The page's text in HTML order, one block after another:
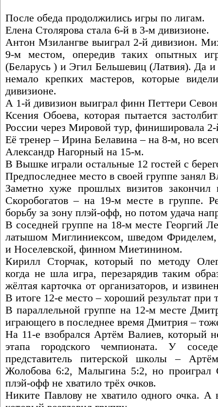
После обеда продолжились игры по лигам.
Елена Столярова стала 6-й в 3-м дивизионе.
Антон Мзилангве выиграл 2-й дивизион.
9-м местом, опередив таких опытных
(Беларусь ) и Эгил Бельшевиц (Латвия). Да
немало крепких мастеров, которые
дивизионе.
А 1-й дивизион выиграл финн Петтери
Ксения Обоева, которая пытается
России через Мировой тур, финишировала
Её тренер – Ирина Белавина – на 8-м, но
Александр Нагорный на 15-м.
В Вышке играли остальные 12 гостей с
Предпоследнее место в своей группе занял
Заметно хуже прошлых визитов
Скоробогатов – на 19-м месте в группе.
борьбу за зону плэй-офф, но потом удача
В соседней группе на 18-м месте Георгий
латышом Миглиниексом, шведом
и Носелевской, финном Миетинином.
Кирилл Сторчак, который по методу
когда не шла игра, перезарядив таким
жёлтая карточка от организаторов, и
В итоге 12-е место – хороший результат при
В параллельной группе на 12-м месте
играющего в последнее время Дмитрия –
На 11-е взобрался Артём Валиев, который
этапа городского чемпионата. У
представитель питерской школы –
Жолобова 6:2, Малыгина 5:2, но проиграл
плэй-офф не хватило трёх очков.
Никите Павлову не хватило одного очка. А